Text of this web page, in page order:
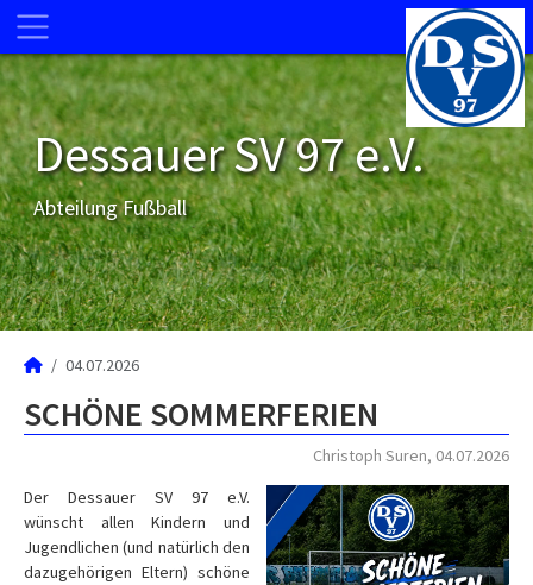
Dessauer SV 97 e.V.
Abteilung Fußball
04.07.2026
SCHÖNE SOMMERFERIEN
Christoph Suren, 04.07.2026
Der Dessauer SV 97 e.V.
wünscht allen Kindern und
Jugendlichen (und natürlich den
dazugehörigen Eltern) schöne